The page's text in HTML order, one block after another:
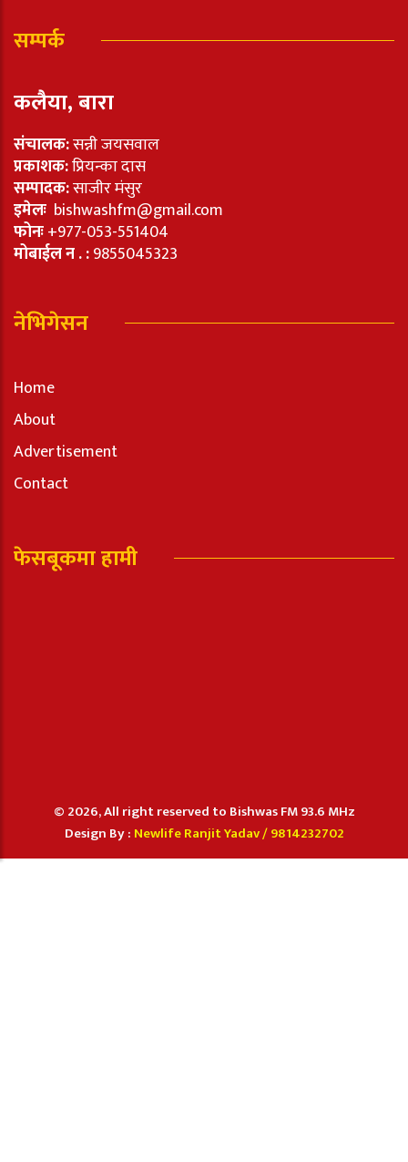
सम्पर्क
कलैया, बारा
संचालक:सन्नी जयसवाल
प्रकाशक:प्रियन्का दास
सम्पादक:साजीर मंसुर
इमेलः bishwashfm@gmail.com
फोनः+977-053-551404
मोबाईल न . :9855045323
नेभिगेसन
Home
About
Advertisement
Contact
फेसबूकमा हामी
© 2026, All right reserved to Bishwas FM 93.6 MHz
Design By : Newlife Ranjit Yadav /9814232702